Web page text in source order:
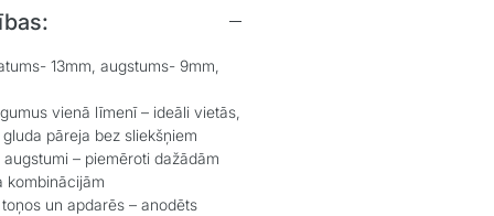
13mm, augstums- 9mm,
vienā līmenī – ideāli vietās,
pāreja bez sliekšņiem
– piemēroti dažādām
kombinācijām
un apdarēs – anodēts